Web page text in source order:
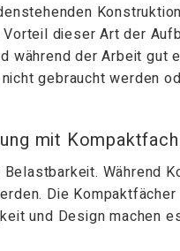
dieser Art der
während der Arbeit
gebraucht werden
mit Kompaktfach
Während
Die
und Design